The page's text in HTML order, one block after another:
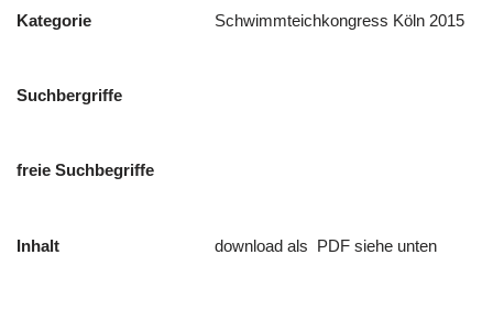
Kategorie Schwimmteichkongress Köln 2015
Suchbergriffe
freie Suchbegriffe
Inhalt download als  PDF siehe unten